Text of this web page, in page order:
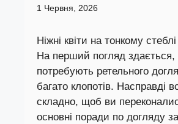
1 Червня, 2026
Ніжні квіти на тонкому
На перший погляд
потребують ретельного
багато клопотів. Насправді
складно, щоб ви
основні поради по догляду